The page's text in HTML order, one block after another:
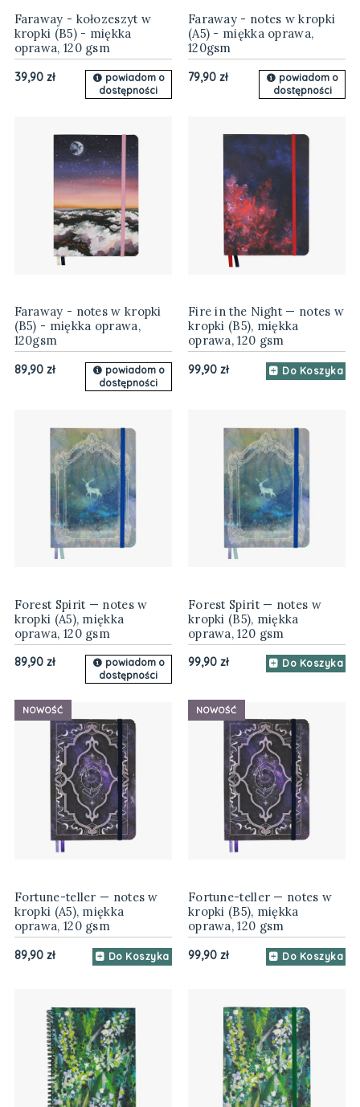
Faraway - kołozeszyt w
kropki (B5) - miękka
oprawa, 120 gsm
39,90 zł
powiadom o
dostępności
Faraway - notes w kropki
(A5) - miękka oprawa,
120gsm
79,90 zł
powiadom o
dostępności
Faraway - notes w kropki
(B5) - miękka oprawa,
120gsm
89,90 zł
powiadom o
dostępności
Fire in the Night — notes w
kropki (B5), miękka
oprawa, 120 gsm
99,90 zł Do Koszyka
Forest Spirit — notes w
kropki (A5), miękka
oprawa, 120 gsm
89,90 zł
powiadom o
dostępności
Forest Spirit — notes w
kropki (B5), miękka
oprawa, 120 gsm
99,90 zł Do Koszyka
Fortune-teller — notes w
kropki (A5), miękka
oprawa, 120 gsm
89,90 zł Do Koszyka
NOWOŚĆ
Fortune-teller — notes w
kropki (B5), miękka
oprawa, 120 gsm
99,90 zł Do Koszyka
NOWOŚĆ